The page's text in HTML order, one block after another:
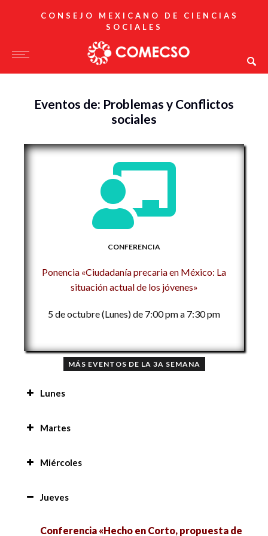
CONSEJO MEXICANO DE CIENCIAS
SOCIALES
Eventos de: Problemas y Conflictos
sociales
CONFERENCIA
Ponencia «Ciudadanía precaria en México: La
situación actual de los jóvenes»
5 de octubre (Lunes) de 7:00 pm a 7:30 pm
MÁS EVENTOS DE LA 3A SEMANA
Lunes
de las Ciencias Sociales 9:00 am
Mesa «Salud y bienestar social en tiempos de
Colectiva y Ciudadanía. Tomo II» 10:00 am
Martes
del conocimiento científico en estudiantes de
social: Otros cuerpos, otras capacidades:
Miércoles
significados en la investigación cualitativa» 8:00
Jueves
Conferencia «Hecho en Corto, propuesta de